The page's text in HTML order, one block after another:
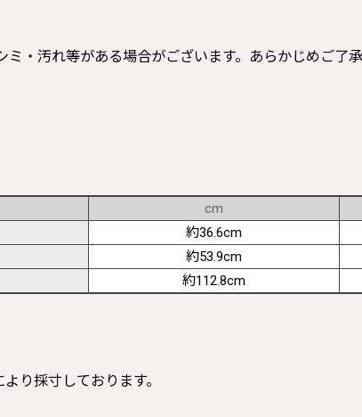
ミ・汚れ等がある場合がございます。あらかじめご了
cm
約36.6cm
約53.9cm
約112.8cm
り採寸しております。